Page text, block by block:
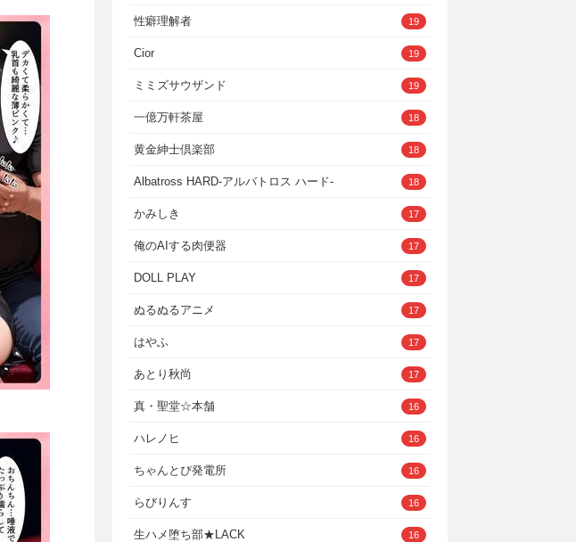
性癖理解者 19
Cior 19
ミミズサウザンド 19
一億万軒茶屋 18
黄金紳士倶楽部 18
Albatross HARD‐アルバトロス ハード‐ 18
かみしき 17
俺のAIする肉便器 17
DOLL PLAY 17
ぬるぬるアニメ 17
はやふ 17
あとり秋尚 17
真・聖堂☆本舗 16
ハレノヒ 16
ちゃんとぴ発電所 16
らびりんす 16
生ハメ堕ち部★LACK 16